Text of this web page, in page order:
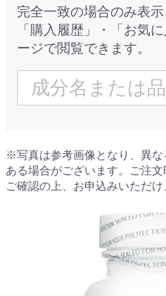
完全一致の場合のみ表示
「購入履歴」・「お気
ージで閲覧できます。
※写真は参考画像となり、異
ある場合がございます。ご注
ご確認の上、お申込みいただ